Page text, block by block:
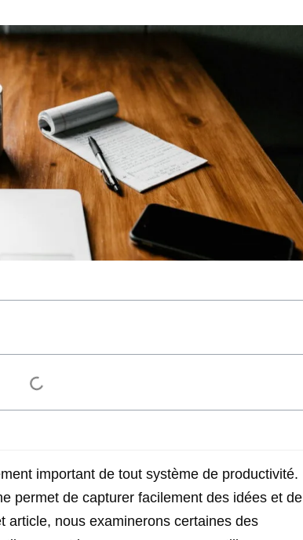
important de tout système de productivité.
permet de capturer facilement des idées et de
article, nous examinerons certaines des